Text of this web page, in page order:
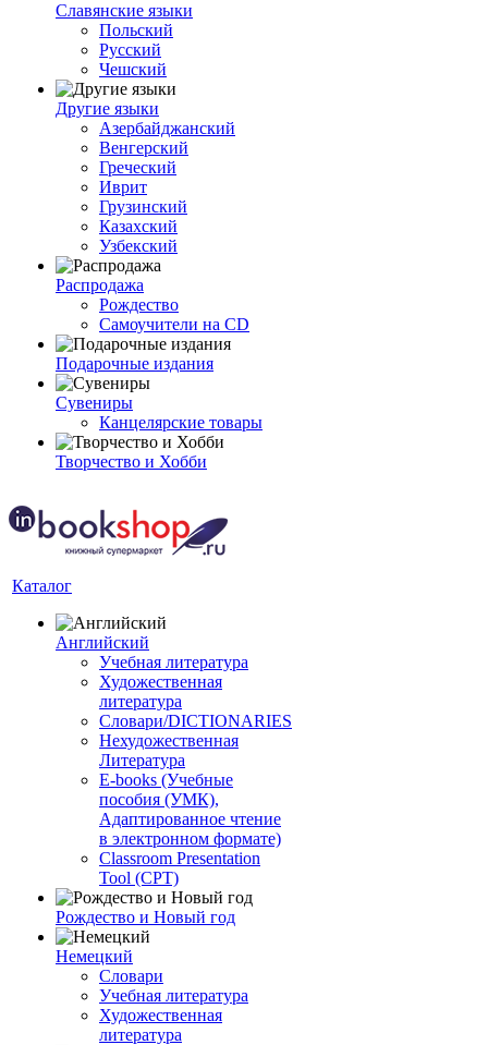
Славянские языки
Польский
Русский
Чешский
Другие языки
Азербайджанский
Венгерский
Греческий
Иврит
Грузинский
Казахский
Узбекский
Распродажа
Рождество
Самоучители на CD
Подарочные издания
Сувениры
Канцелярские товары
Творчество и Хобби
Каталог
Английский
Учебная литература
Художественная
литература
Словари/DICTIONARIES
Нехудожественная
Литература
E-books (Учебные
пособия (УМК),
Адаптированное чтение
в электронном формате)
Classroom Presentation
Tool (CPT)
Рождество и Новый год
Немецкий
Словари
Учебная литература
Художественная
литература